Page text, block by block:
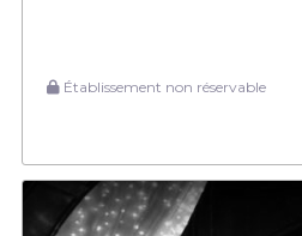
Établissement non réservable